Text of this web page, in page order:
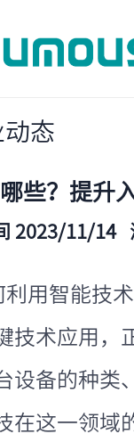
动态
些？提升
2023/11/14
用智能技
技术应用，
设备的种类
在这一领域